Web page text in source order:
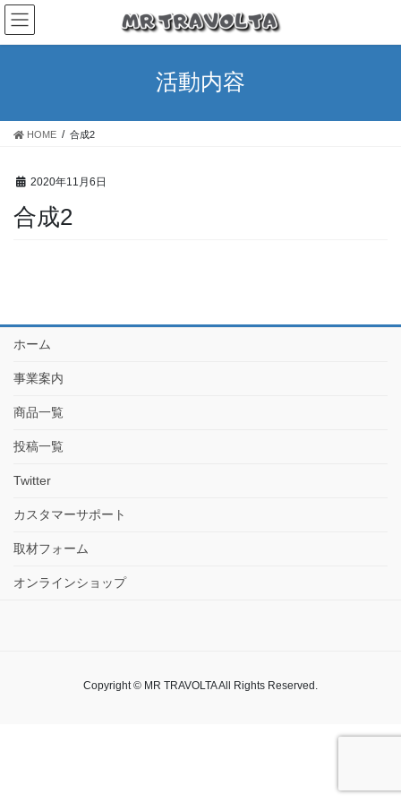
活動内容
HOME 合成2
2020年11月6日
合成2
ホーム
事業案内
商品一覧
投稿一覧
Twitter
カスタマーサポート
取材フォーム
オンラインショップ
Copyright © MR TRAVOLTA All Rights Reserved.